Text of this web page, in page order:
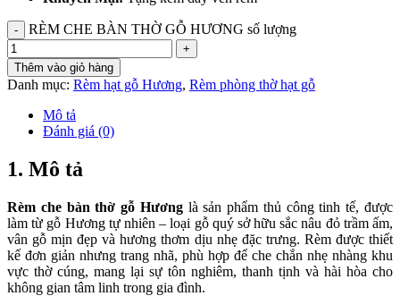
RÈM CHE BÀN THỜ GỖ HƯƠNG số lượng
Thêm vào giỏ hàng
Danh mục: Rèm hạt gỗ Hương, Rèm phòng thờ hạt gỗ
Mô tả
Đánh giá (0)
1. Mô tả
Rèm che bàn thờ gỗ Hươnglà sản phẩm thủ công tinh tế, được
làm từ gỗ Hương tự nhiên – loại gỗ quý sở hữu sắc nâu đỏ trầm ấm,
vân gỗ mịn đẹp và hương thơm dịu nhẹ đặc trưng. Rèm được thiết
kế đơn giản nhưng trang nhã, phù hợp để che chắn nhẹ nhàng khu
vực thờ cúng, mang lại sự tôn nghiêm, thanh tịnh và hài hòa cho
không gian tâm linh trong gia đình.